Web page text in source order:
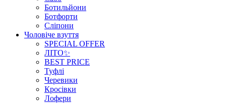
Ботильйони
Ботфорти
Сліпони
Чоловіче взуття
SPECIAL OFFER
ЛІТО✨
BEST PRICE
Туфлі
Черевики
Кросівки
Лофери